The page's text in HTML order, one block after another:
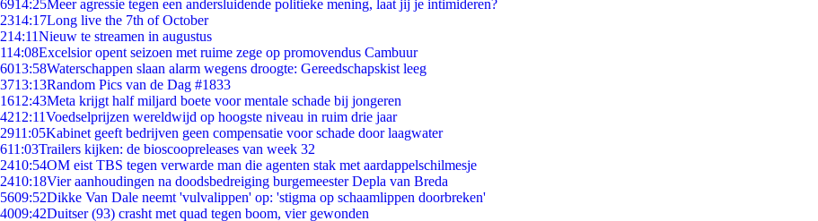
6914:25Meer agressie tegen een andersluidende politieke mening, laat jij je intimideren?
2314:17Long live the 7th of October
214:11Nieuw te streamen in augustus
114:08Excelsior opent seizoen met ruime zege op promovendus Cambuur
6013:58Waterschappen slaan alarm wegens droogte: Gereedschapskist leeg
3713:13Random Pics van de Dag #1833
1612:43Meta krijgt half miljard boete voor mentale schade bij jongeren
4212:11Voedselprijzen wereldwijd op hoogste niveau in ruim drie jaar
2911:05Kabinet geeft bedrijven geen compensatie voor schade door laagwater
611:03Trailers kijken: de bioscoopreleases van week 32
2410:54OM eist TBS tegen verwarde man die agenten stak met aardappelschilmesje
2410:18Vier aanhoudingen na doodsbedreiging burgemeester Depla van Breda
5609:52Dikke Van Dale neemt 'vulvalippen' op: 'stigma op schaamlippen doorbreken'
4009:42Duitser (93) crasht met quad tegen boom, vier gewonden